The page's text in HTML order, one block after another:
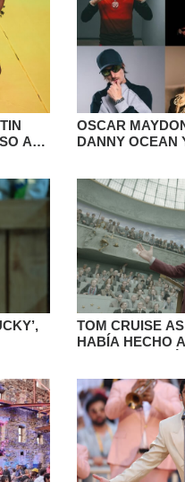
AL
OSCAR
DANNY OCEAN
TOM CRUISE
HABÍA HECHO